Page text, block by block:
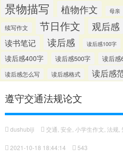
景物描写 植物作文 母亲
续写作文 节日作文 观后感
读书笔记 读后感 读后感100字
读后感400字 读后感500字 读后感
读后感怎么写 读后感格式 读后感
遵守交通法规论文
dushubiji 交通 安全 小学生作文 法规
2021-10-18 18:44:14 543